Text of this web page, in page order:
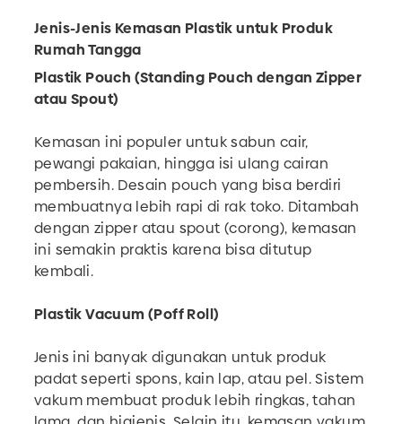
Jenis-Jenis Kemasan Plastik untuk Produk
Rumah Tangga
Plastik Pouch (Standing Pouch dengan Zipper
atau Spout)
Kemasan ini populer untuk sabun cair,
pewangi pakaian, hingga isi ulang cairan
pembersih. Desain pouch yang bisa berdiri
membuatnya lebih rapi di rak toko. Ditambah
dengan zipper atau spout (corong), kemasan
ini semakin praktis karena bisa ditutup
kembali.
Plastik Vacuum (Poff Roll)
Jenis ini banyak digunakan untuk produk
padat seperti spons, kain lap, atau pel. Sistem
vakum membuat produk lebih ringkas, tahan